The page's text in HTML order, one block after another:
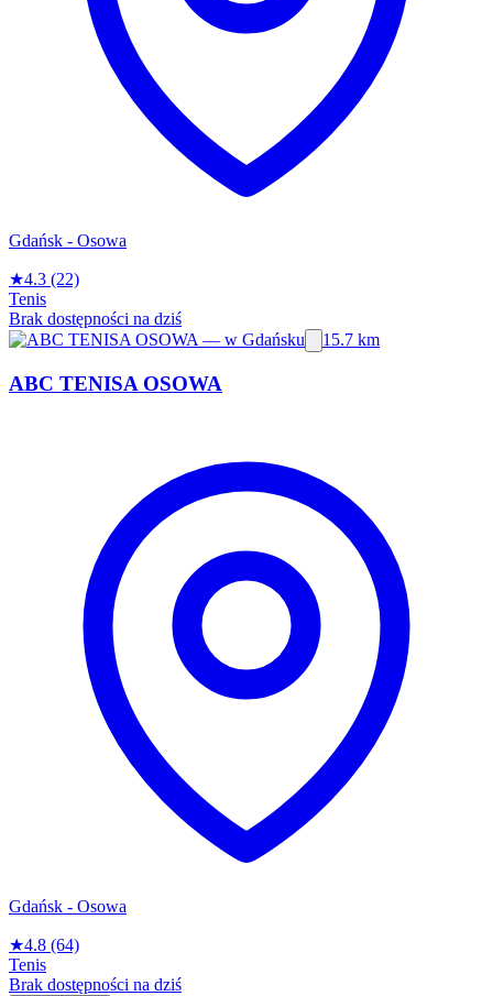
Gdańsk - Osowa
★4.3 (22)
Tenis
Brak dostępności na dziś
15.7 km
ABC TENISA OSOWA
Gdańsk - Osowa
★4.8 (64)
Tenis
Brak dostępności na dziś